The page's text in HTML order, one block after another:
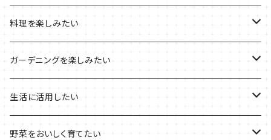
プラ製プランターの栽培キット
その他のプランターの栽培キット
2021年の敬老の日
2021年のハロウィン
2021年のクリスマス
ハーブブーケ
フレッシュハーブ
ハーブティーの定番ハーブ
リラックスしたい時に
シャキッとしたい時に
デトックスに
料理を楽しみたい
料理の定番ハーブ
イタリア料理に
魚料理に
ガーデニングを楽しみたい
花を楽しみたい
カラーリーフ
生活に活用したい
パーティーハーブ
野菜をおいしく育てたい